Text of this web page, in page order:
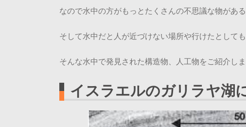
なので水中の方がもっとたくさんの不思議な物があ
そして水中だと人が近づけない場所や行けたとして
そんな水中で発見された構造物、人工物をご紹介しま
イスラエルのガリラヤ湖